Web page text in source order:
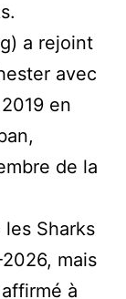
a rejoint
avec
en
de la
Sharks
mais
à